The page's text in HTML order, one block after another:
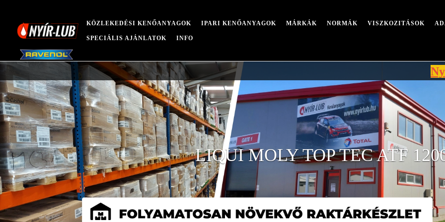
KÖZLEKEDÉSI KENŐANYAGOK IPARI KENŐANYAGOK MÁRKÁK NORMÁK VISZKOZITÁSOK
SPECIÁLIS AJÁNLATOK INFO
Nyári
LIQUI MOLY TOP TEC ATF